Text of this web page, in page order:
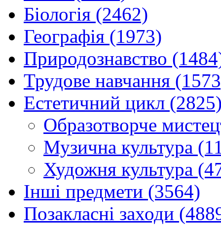
Біологія (2462)
Географія (1973)
Природознавство
Трудове навчання
Естетичний цикл
Образотворче
Музична культура
Художня культура
Інші предмети (3564)
Позакласні заходи